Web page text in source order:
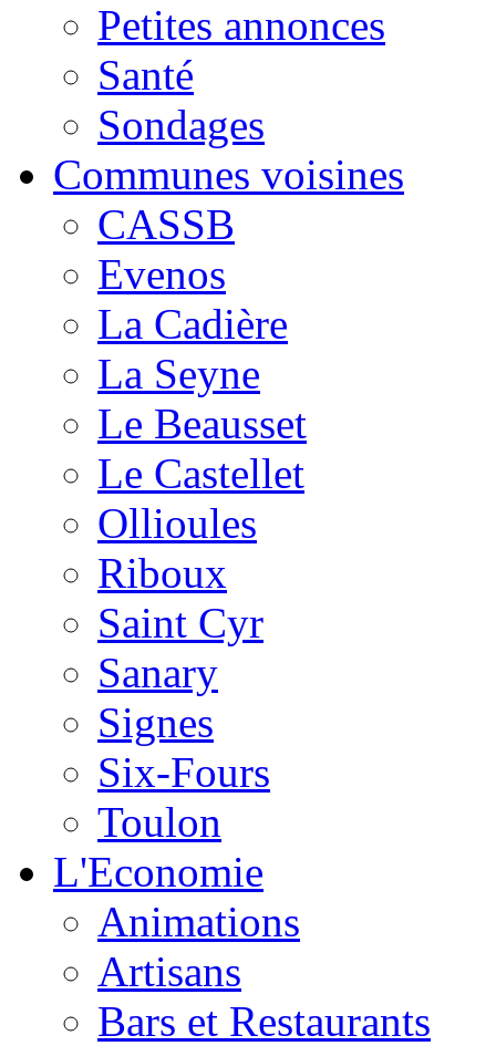
Petites annonces
Santé
Sondages
Communes voisines
CASSB
Evenos
La Cadière
La Seyne
Le Beausset
Le Castellet
Ollioules
Riboux
Saint Cyr
Sanary
Signes
Six-Fours
Toulon
L'Economie
Animations
Artisans
Bars et Restaurants